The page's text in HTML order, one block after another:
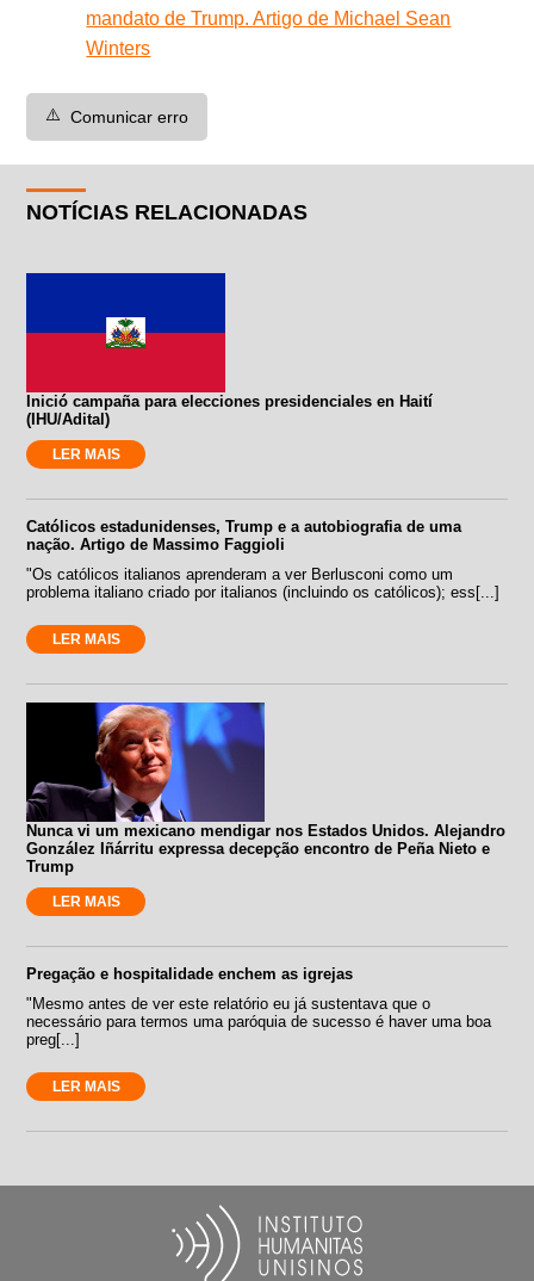
mandato de Trump. Artigo de Michael Sean
Winters
⚠️ Comunicar erro
NOTÍCIAS RELACIONADAS
Inició campaña para elecciones presidenciales en Haití
(IHU/Adital)
LER MAIS
Católicos estadunidenses, Trump e a autobiografia de uma
nação. Artigo de Massimo Faggioli
"Os católicos italianos aprenderam a ver Berlusconi como um
problema italiano criado por italianos (incluindo os católicos); ess[...]
LER MAIS
Nunca vi um mexicano mendigar nos Estados Unidos. Alejandro
González Iñárritu expressa decepção encontro de Peña Nieto e
Trump
LER MAIS
Pregação e hospitalidade enchem as igrejas
"Mesmo antes de ver este relatório eu já sustentava que o
necessário para termos uma paróquia de sucesso é haver uma boa
preg[...]
LER MAIS